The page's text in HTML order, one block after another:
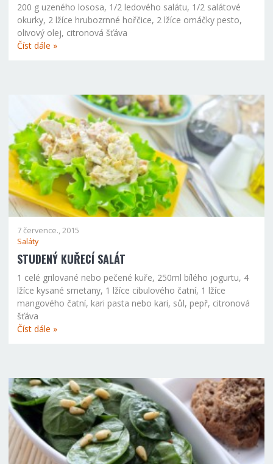
200 g uzeného lososa, 1/2 ledového salátu, 1/2 salátové
okurky, 2 lžíce hrubozrnné hořčice, 2 lžíce omáčky pesto,
olivový olej, citronová šťáva
Číst dále »
7 července., 2015
Saláty
STUDENÝ KUŘECÍ SALÁT
1 celé grilované nebo pečené kuře, 250ml bílého jogurtu, 4
lžíce kysané smetany, 1 lžíce cibulového čatní, 1 lžíce
mangového čatní, kari pasta nebo kari, sůl, pepř, citronová
šťáva
Číst dále »